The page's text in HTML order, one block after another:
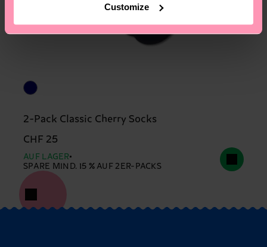
Customize
2-Pack Classic Cherry Socks
CHF 25
AUF LAGER
SPARE MIND. 15 % AUF 2ER-PACKS